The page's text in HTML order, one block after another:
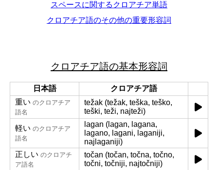
スペースに関するクロアチア単語
クロアチア語のその他の重要形容詞
クロアチア語の基本形容詞
日本語
クロアチア語
重い のクロアチア
語名
težak (težak, teška, teško,
teški, teži, najteži)
軽い のクロアチア
語名
lagan (lagan, lagana,
lagano, lagani, laganiji,
najlaganiji)
正しい のクロアチ
ア語名
točan (točan, točna, točno,
točni, točniji, najtočniji)